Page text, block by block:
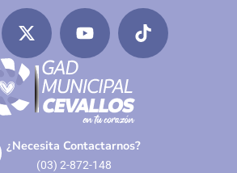
¿Necesita Contactarnos?
(03) 2-872-148